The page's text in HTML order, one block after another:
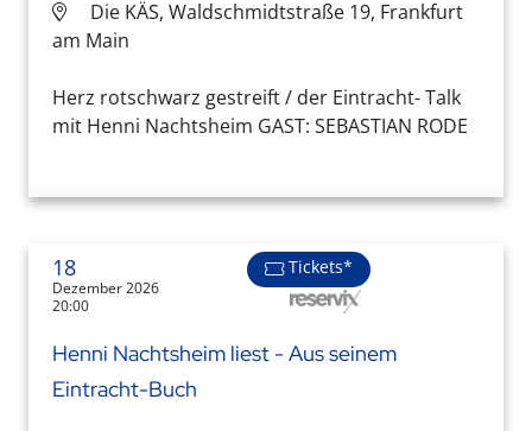
Die KÄS, Waldschmidtstraße 19, Frankfurt
am Main
Herz rotschwarz gestreift / der Eintracht- Talk
mit Henni Nachtsheim GAST: SEBASTIAN RODE
18
Dezember 2026
20:00
Tickets*
Henni Nachtsheim liest - Aus seinem
Eintracht-Buch